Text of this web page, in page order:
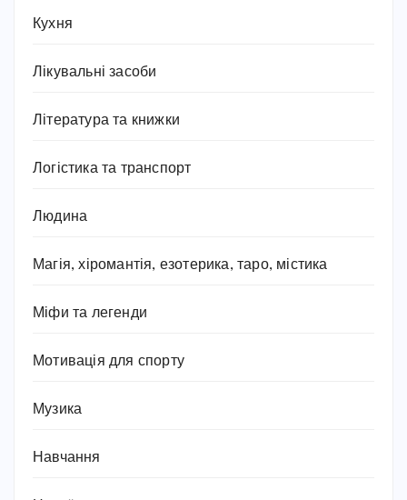
Кухня
Лікувальні засоби
Література та книжки
Логістика та транспорт
Людина
Магія, хіромантія, езотерика, таро, містика
Міфи та легенди
Мотивація для спорту
Музика
Навчання